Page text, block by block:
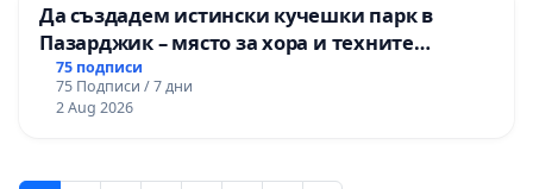
Да създадем истински кучешки парк в
Пазарджик – място за хора и техните
любимци
75 подписи
75 Подписи / 7 дни
2 Aug 2026